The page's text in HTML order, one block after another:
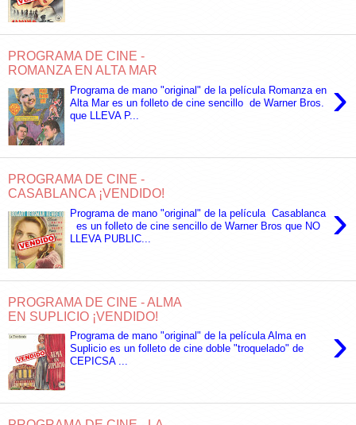
PROGRAMA DE CINE -
ROMANZA EN ALTA MAR
›
Programa de mano "original" de la película Romanza en
Alta Mar es un folleto de cine sencillo de Warner Bros.
que LLEVA P...
PROGRAMA DE CINE -
CASABLANCA ¡VENDIDO!
›
Programa de mano "original" de la película Casablanca
es un folleto de cine sencillo de Warner Bros que NO
LLEVA PUBLIC...
PROGRAMA DE CINE - ALMA
EN SUPLICIO ¡VENDIDO!
›
Programa de mano "original" de la película Alma en
Suplicio es un folleto de cine doble "troquelado" de
CEPICSA ...